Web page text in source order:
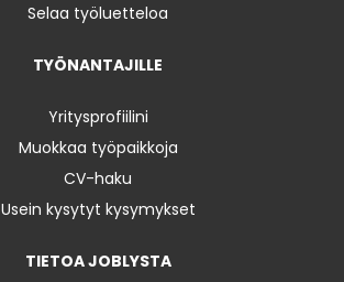
Selaa työluetteloa
TYÖNANTAJILLE
Yritysprofiilini
Muokkaa työpaikkoja
CV-haku
Usein kysytyt kysymykset
TIETOA JOBLYSTA